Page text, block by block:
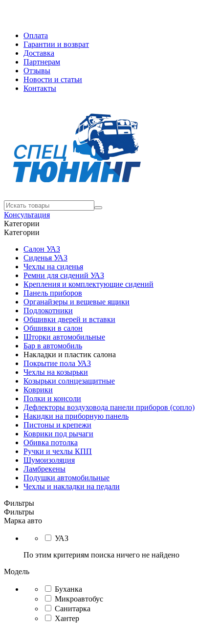
Оплата
Гарантии и возврат
Доставка
Партнерам
Отзывы
Новости и статьи
Контакты
Консультация
Категории
Категории
Салон УАЗ
Сиденья УАЗ
Чехлы на сиденья
Ремни для сидений УАЗ
Крепления и комплектующие сидений
Панель приборов
Органайзеры и вещевые ящики
Подлокотники
Обшивки дверей и вставки
Обшивки в салон
Шторки автомобильные
Бар в автомобиль
Накладки и пластик салона
Покрытие пола УАЗ
Чехлы на козырьки
Козырьки солнцезащитные
Коврики
Полки и консоли
Дефлекторы воздуховода панели приборов (сопло)
Накидки на приборную панель
Пистоны и крепежи
Коврики под рычаги
Обивка потолка
Ручки и чехлы КПП
Шумоизоляция
Ламбрекены
Подушки автомобильные
Чехлы и накладки на педали
Фильтры
Фильтры
Марка авто
УАЗ
По этим критериям поиска ничего не найдено
Модель
Буханка
Микроавтобус
Санитарка
Хантер